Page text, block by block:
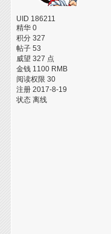
UID 186211
精华 0
积分 327
帖子 53
威望 327 点
金钱 1100 RMB
阅读权限 30
注册 2017-8-19
状态 离线